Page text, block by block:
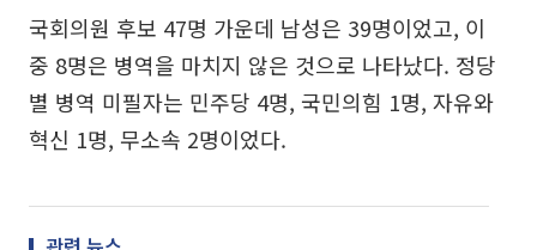
국회의원 후보 47명 가운데 남성은 39명이었고, 이
중 8명은 병역을 마치지 않은 것으로 나타났다. 정당
별 병역 미필자는 민주당 4명, 국민의힘 1명, 자유와
혁신 1명, 무소속 2명이었다.